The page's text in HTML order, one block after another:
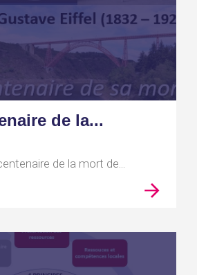
de la...
de la mort de...